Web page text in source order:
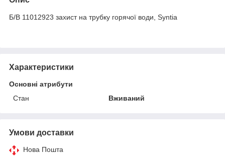
Б/В 11012923 захист на трубку горячої води, Syntia
Характеристики
Основні атрибути
Стан
Вживаний
Умови доставки
Нова Пошта